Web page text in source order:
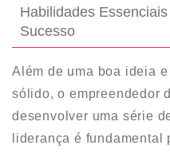
Habilidades
Sucesso
Além de uma boa ideia
sólido, o empreendedor
desenvolver uma série
liderança é